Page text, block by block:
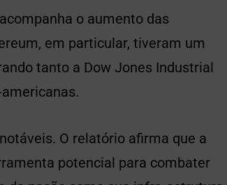
o aumento das
em particular, tiveram um
tanto a Dow Jones Industrial
O relatório afirma que a
potencial para combater